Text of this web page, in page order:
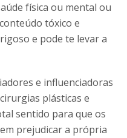
física ou mental ou
tóxico e
e pode te levar a
e influenciadoras
plásticas e
sentido para que os
prejudicar a própria